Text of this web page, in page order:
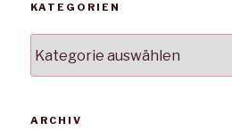
KATEGORIEN
ARCHIV